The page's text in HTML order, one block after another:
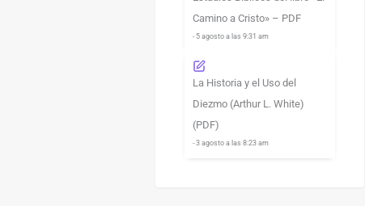
Camino a Cristo» – PDF
- 5 agosto a las 9:31 am
La Historia y el Uso del
Diezmo (Arthur L. White)
(PDF)
- 3 agosto a las 8:23 am